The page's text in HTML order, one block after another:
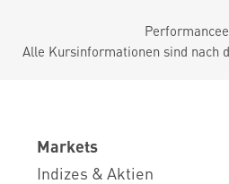
Alle Kursinformationen sind nach
Markets
Indizes & Aktien